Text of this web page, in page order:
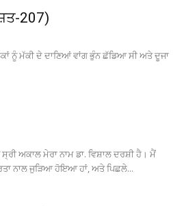
207)
ਨੂੰ ਮੱਕੀ ਦੇ ਦਾਣਿਆਂ ਵਾਂਗ ਭੁੰਨ ਛੱਡਿਆ ਸੀ ਅਤੇ ਦੂਜਾ
ਅਕਾਲ ਮੇਰਾ ਨਾਮ ਡਾ. ਵਿਸ਼ਾਲ ਦਰਸ਼ੀ ਹੈ। ਮੈਂ
ਨਾਲ ਜੁੜਿਆ ਹੋਇਆ ਹਾਂ, ਅਤੇ ਪਿਛਲੇ...